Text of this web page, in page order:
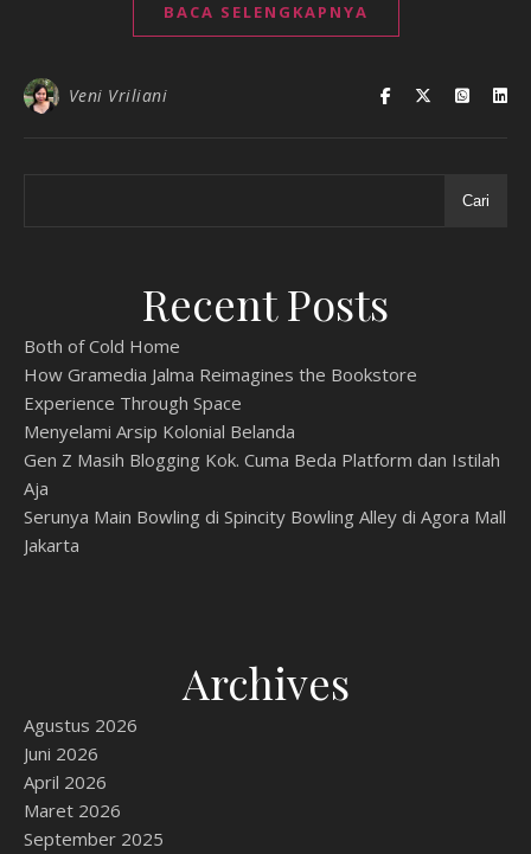
BACA SELENGKAPNYA
Veni Vriliani
Cari
Recent Posts
Both of Cold Home
How Gramedia Jalma Reimagines the Bookstore
Experience Through Space
Menyelami Arsip Kolonial Belanda
Gen Z Masih Blogging Kok. Cuma Beda Platform dan Istilah
Aja
Serunya Main Bowling di Spincity Bowling Alley di Agora Mall
Jakarta
Archives
Agustus 2026
Juni 2026
April 2026
Maret 2026
September 2025